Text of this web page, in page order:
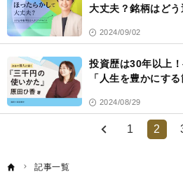
大丈夫？銘柄はどう
2024/09/02
投資歴は30年以上
「人生を豊かにする
2024/08/29
1 2
記事一覧